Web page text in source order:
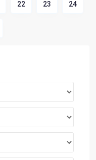
22 23 24